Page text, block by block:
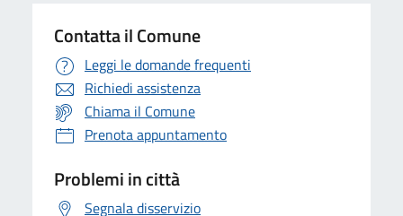
Contatta il Comune
Leggi le domande frequenti
Richiedi assistenza
Chiama il Comune
Prenota appuntamento
Problemi in città
Segnala disservizio